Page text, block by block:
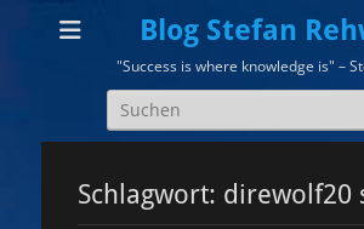
Blog Stefan
"Success is where knowledge is" –
Suchen
nach:
Schlagwort: direwolf20